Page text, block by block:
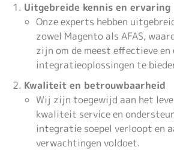
Uitgebreide kennis en ervaring
Onze experts hebben
zowel Magento als AFAS,
zijn om de meest effectieve
integratieoplossingen te
Kwaliteit en betrouwbaarheid
Wij zijn toegewijd aan het
kwaliteit service en
integratie soepel verloopt en
verwachtingen voldoet.